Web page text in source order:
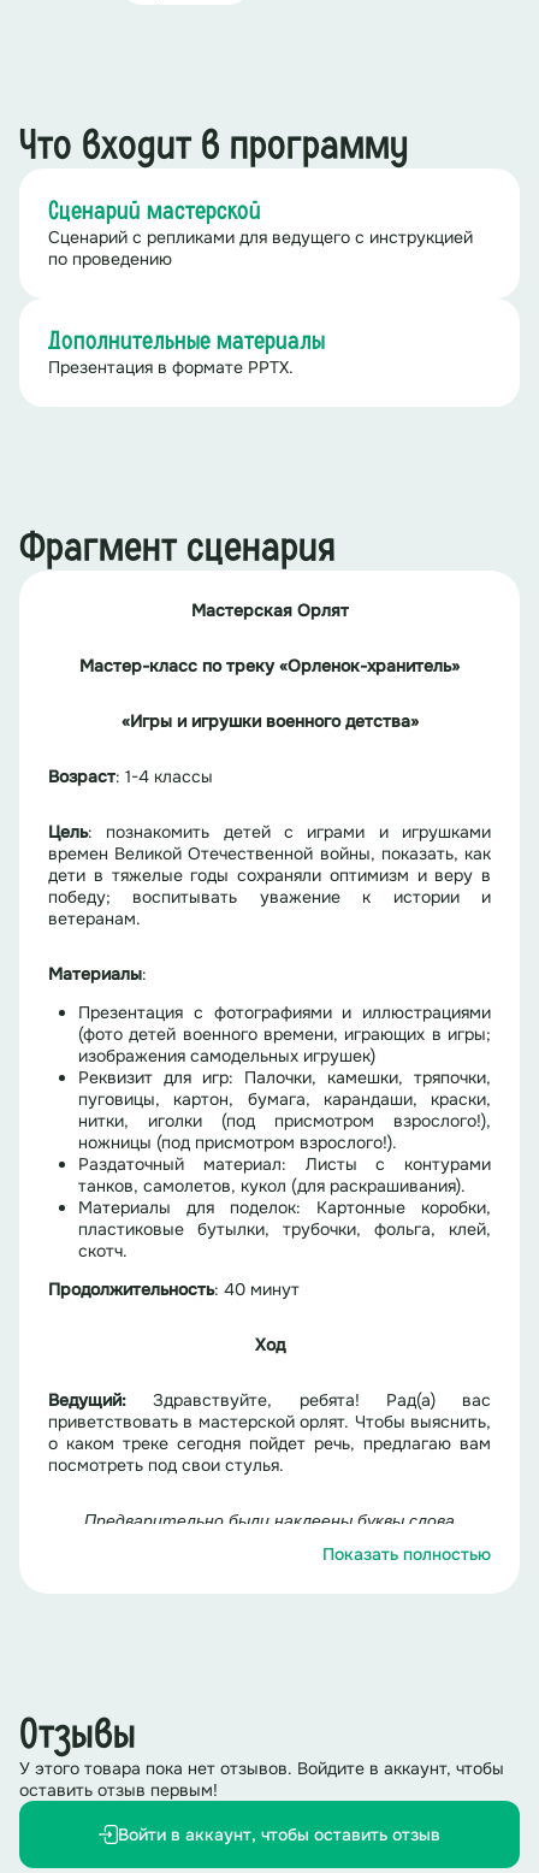
Что входит в программу
Сценарий мастерской
Сценарий с репликами для ведущего с инструкцией
по проведению
Дополнительные материалы
Презентация в формате PPTX.
Фрагмент сценария
Мастерская Орлят
Мастер-класс по треку «Орленок-хранитель»
«Игры и игрушки военного детства»
Возраст: 1-4 классы
Цель: познакомить детей с играми и игрушками
времен Великой Отечественной войны, показать, как
дети в тяжелые годы сохраняли оптимизм и веру в
победу; воспитывать уважение к истории и
ветеранам.
Материалы:
Презентация с фотографиями и иллюстрациями
(фото детей военного времени, играющих в игры;
изображения самодельных игрушек)
Реквизит для игр: Палочки, камешки, тряпочки,
пуговицы, картон, бумага, карандаши, краски,
нитки, иголки (под присмотром взрослого!),
ножницы (под присмотром взрослого!).
Раздаточный материал: Листы с контурами
танков, самолетов, кукол (для раскрашивания).
Материалы для поделок: Картонные коробки,
пластиковые бутылки, трубочки, фольга, клей,
скотч.
Продолжительность: 40 минут
Ход
Ведущий: Здравствуйте, ребята! Рад(а) вас
приветствовать в мастерской орлят. Чтобы выяснить,
о каком треке сегодня пойдет речь, предлагаю вам
посмотреть под свои стулья.
Предварительно были наклеены буквы слова
кто такие хранители.
Ответы детей.
Отлично! Да, орлята-хранители стремятся сохранить
в памяти общества историю и традиции нашего
Показать полностью
Отзывы
У этого товара пока нет отзывов. Войдите в аккаунт, чтобы
оставить отзыв первым!
Войти в аккаунт, чтобы оставить отзыв